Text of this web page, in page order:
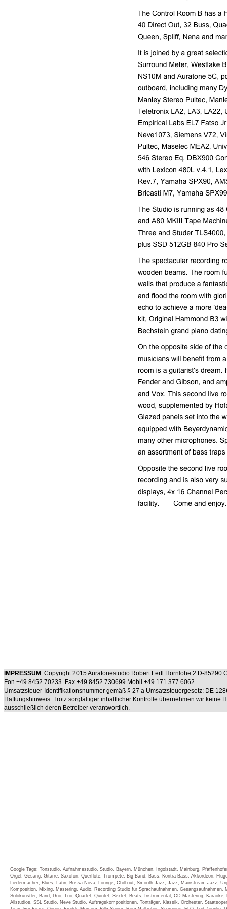
IMPRESSUM : Copyright 2015 Auratonestudio Robert Fertl Hornlohe 2 D-85290
Fon +49 8452 70233 Fax +49 8452 730699 Mobil +49 171 377 6062
Umsatzsteuer-Identifikationsnummer gemäß § 27 a Umsatzsteuergesetz: DE
Haftungshinweis: Trotz sorgfältiger inhaltlicher Kontrolle übernehmen wir keine
ausschließlich deren Betreiber verantwortlich.
Google Tags: Tonstudio, Aufnahmestudio, Studio, Bayern, München, Ingolstadt, Mainburg,
Orgel, Gesang, Gitarre, Saxofon, Querflöte, Trompete, Big Band, Bass, Kontra Bass, Akkordeon,
Liedermacher, Blues, Latin, Bossa Nova, Lounge, Chill out, Smooth Jazz, Jazz, Mainstream Jazz,
Komposition, Mixing, Mastering, Audio, Recording Studio für Sprachaufnahmen,
Solokünstler, Band, Duo, Trio, Quartet, Quintet, Sextet, Beats, Instrumental, CD Mastering,
Allstudios, SSL Studio, Neve Studio, Auftragskompositionen, Tonträger, Klassik, Orchester,